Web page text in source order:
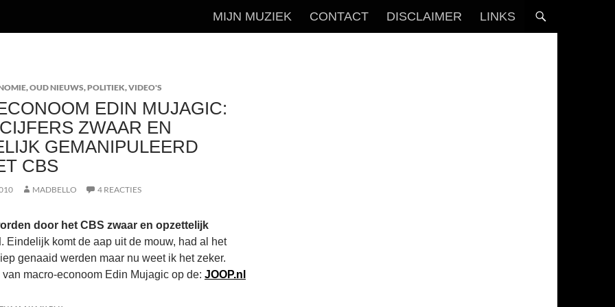
MIJN MUZIEK CONTACT DISCLAIMER LINKS
,OUD NIEUWS,POLITIEK,VIDEO'S
EDIN MUJAGIC:
ZWAAR EN
GEMANIPULEERD
CBS
MADBELLO 4 REACTIES
door het CBS zwaar en opzettelijk
. Eindelijk komt de aap uit de mouw, had al het
genaaid werden maar nu weet ik het zeker.
van macro-econoom Edin Mujagic op de: JOOP.nl